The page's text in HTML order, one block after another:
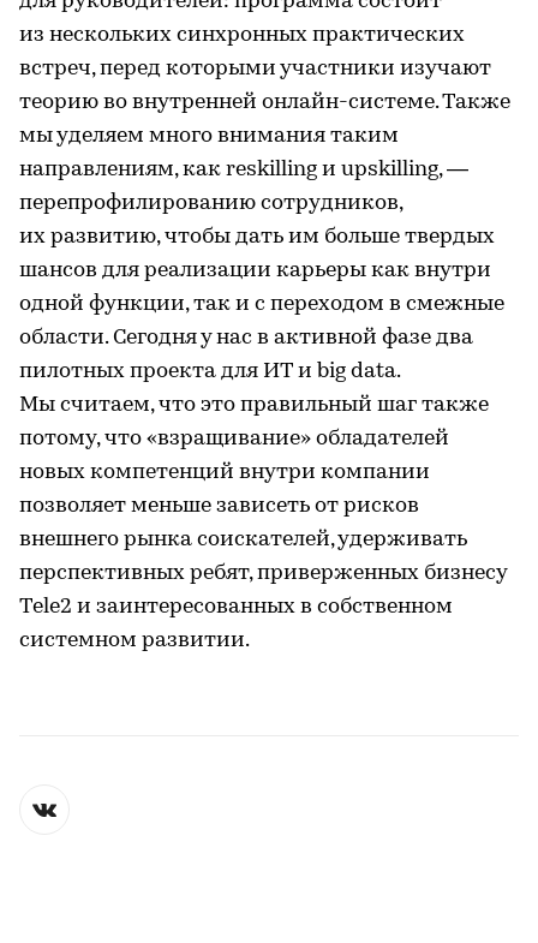
из нескольких синхронных практических
встреч, перед которыми участники изучают
теорию во внутренней онлайн-системе. Также
мы уделяем много внимания таким
направлениям, как reskilling и upskilling, —
перепрофилированию сотрудников,
их развитию, чтобы дать им больше твердых
шансов для реализации карьеры как внутри
одной функции, так и с переходом в смежные
области. Сегодня у нас в активной фазе два
пилотных проекта для ИТ и big data.
Мы считаем, что это правильный шаг также
потому, что «взращивание» обладателей
новых компетенций внутри компании
позволяет меньше зависеть от рисков
внешнего рынка соискателей, удерживать
перспективных ребят, приверженных бизнесу
Tele2 и заинтересованных в собственном
системном развитии.